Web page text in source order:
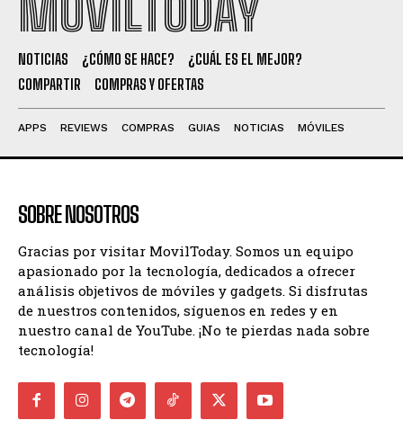
MOVILTODAY
NOTICIAS ¿CÓMO SE HACE?
¿CUÁL ES EL MEJOR?
COMPARTIR
COMPRAS Y OFERTAS
APPS REVIEWS COMPRAS GUIAS NOTICIAS MÓVILES
SOBRE NOSOTROS
Gracias por visitar MovilToday. Somos un equipo
apasionado por la tecnología, dedicados a ofrecer
análisis objetivos de móviles y gadgets. Si disfrutas
de nuestros contenidos, síguenos en redes y en
nuestro canal de YouTube. ¡No te pierdas nada sobre
tecnología!